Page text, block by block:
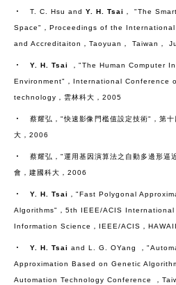
‧ T. C. Hsu and Y. H. Tsai ， "The
Space"，Proceedings of the
and Accreditaiton，Taoyuan， Taiwan，
‧ Y. H. Tsai ，"The Human Computer
Environment"，International Conference
technology，雲林科大，2005
‧ 蔡耀弘 ，"快速影像門檻值設定技術"，第
大，2006
‧ 蔡耀弘 ，"運用基因演算法之自動多邊形逼
會，建國科大，2006
‧ Y. H. Tsai ，"Fast Polygonal
Algorithms"，5th IEEE/ACIS
Information Science，IEEE/ACIS，
‧ Y. H. Tsai and L. G. OYang ，
Approximation Based on Genetic
Automation Technology Conference ，